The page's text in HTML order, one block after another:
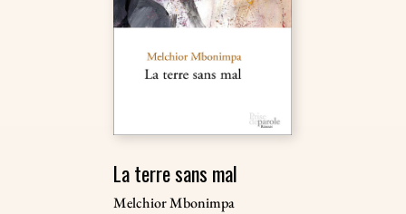
La terre sans mal
Melchior Mbonimpa